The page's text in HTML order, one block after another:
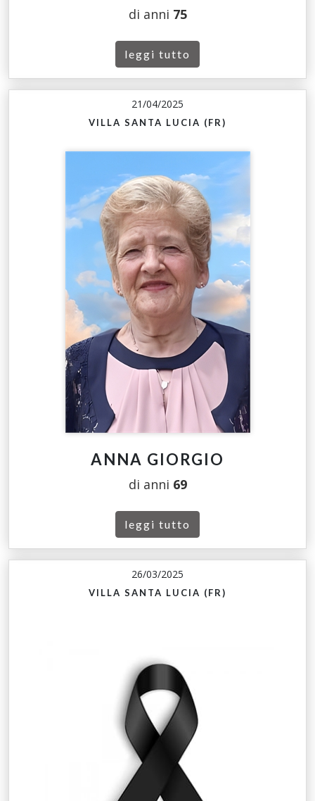
di anni 75
leggi tutto
21/04/2025
VILLA SANTA LUCIA (FR)
ANNA GIORGIO
di anni 69
leggi tutto
26/03/2025
VILLA SANTA LUCIA (FR)